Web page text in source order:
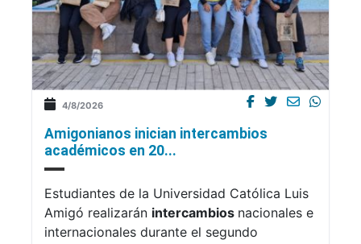
4/8/2026
Amigonianos inician intercambios
académicos en 20...
Estudiantes de la Universidad Católica Luis
Amigó realizarán intercambios nacionales e
internacionales durante el segundo